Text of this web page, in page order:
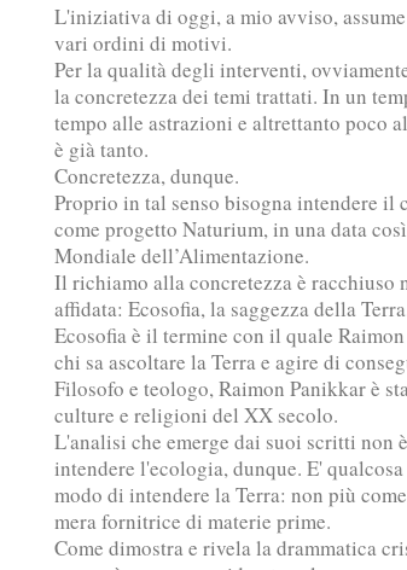
L'iniziativa di oggi, a mio avviso,
vari ordini di motivi.
Per la qualità degli interventi,
la concretezza dei temi trattati. In un
tempo alle astrazioni e altrettanto poco
è già tanto.
Concretezza, dunque.
Proprio in tal senso bisogna intendere
come progetto Naturium, in una data
Mondiale dell’Alimentazione.
Il richiamo alla concretezza è racchiuso
affidata: Ecosofia, la saggezza della
Ecosofia è il termine con il quale
chi sa ascoltare la Terra e agire di
Filosofo e teologo, Raimon Panikkar è
culture e religioni del XX secolo.
L'analisi che emerge dai suoi scritti non
intendere l'ecologia, dunque. E'
modo di intendere la Terra: non più
mera fornitrice di materie prime.
Come dimostra e rivela la drammatica